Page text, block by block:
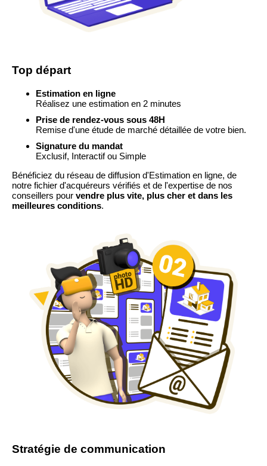
Top départ
Estimation en ligne
Réalisez une estimation en 2 minutes
Prise de rendez-vous sous 48H
Remise d'une étude de marché détaillée de votre bien.
Signature du mandat
Exclusif, Interactif ou Simple
Bénéficiez du réseau de diffusion d'Estimation en ligne, de
notre fichier d'acquéreurs vérifiés et de l'expertise de nos
conseillers pour vendre plus vite, plus cher et dans les
meilleures conditions.
Stratégie de communication